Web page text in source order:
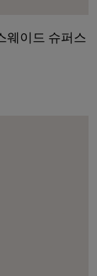
웨이드 슈퍼스